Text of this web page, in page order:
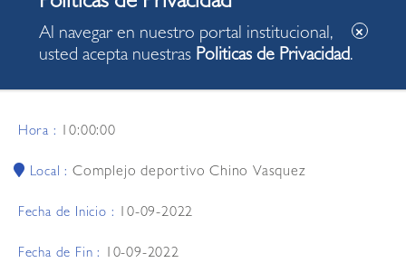
Hora : 10:00:00
Local :Complejo deportivo Chino Vasquez
Fecha de Inicio : 10-09-2022
Fecha de Fin : 10-09-2022
Al navegar en nuestro portal institucional,
usted acepta nuestras Politicas de Privacidad.